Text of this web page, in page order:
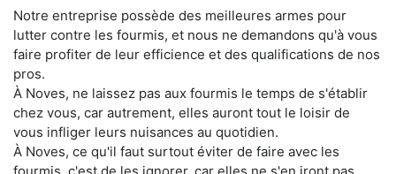
Notre entreprise possède des meilleures armes pour
lutter contre les fourmis, et nous ne demandons qu'à vous
faire profiter de leur efficience et des qualifications de nos
pros.
À Noves, ne laissez pas aux fourmis le temps de s'établir
chez vous, car autrement, elles auront tout le loisir de
vous infliger leurs nuisances au quotidien.
À Noves, ce qu'il faut surtout éviter de faire avec les